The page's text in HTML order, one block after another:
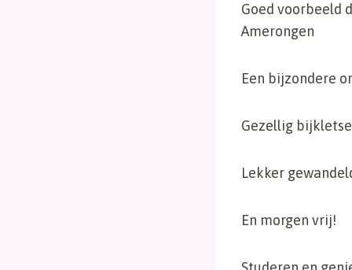
Goed voorbeeld
Amerongen
Een bijzondere
Gezellig
Lekker
En morgen vrij!